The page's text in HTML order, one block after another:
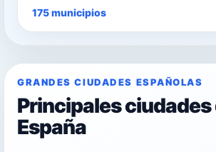
175 municipios
GRANDES CIUDADES ESPAÑOLAS
Principales ciudades
España